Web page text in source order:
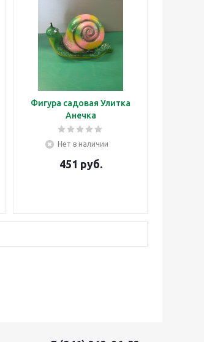
Фигура садовая Улитка
Анечка
Нет в наличии
451 руб.